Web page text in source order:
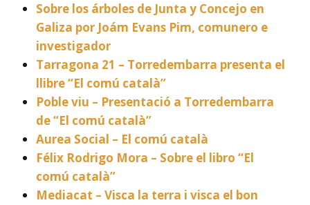
Sobre los árboles de Junta y Concejo en
Galiza por Joám Evans Pim, comunero e
investigador
Tarragona 21 – Torredembarra presenta el
llibre “El comú català”
Poble viu – Presentació a Torredembarra
de “El comú català”
Aurea Social – El comú català
Félix Rodrigo Mora – Sobre el libro “El
comú català”
Mediacat – Visca la terra i visca el bon